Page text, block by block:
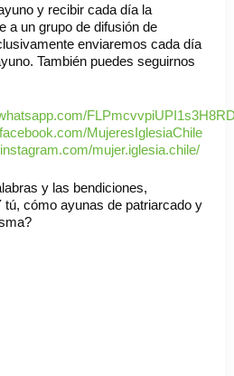
y recibir cada día la
a un grupo de difusión de
enviaremos cada día
También puedes seguirnos
MujeresIglesiaChile
mujer.iglesia.chile/
y las bendiciones,
cómo ayunas de patriarcado y